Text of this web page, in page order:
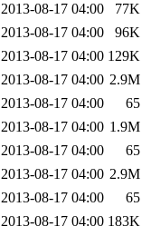
2013-08-17 04:00
77K
2013-08-17 04:00
96K
2013-08-17 04:00 129K
2013-08-17 04:00 2.9M
2013-08-17 04:00
65
2013-08-17 04:00 1.9M
2013-08-17 04:00
65
2013-08-17 04:00 2.9M
2013-08-17 04:00
65
2013-08-17 04:00 183K